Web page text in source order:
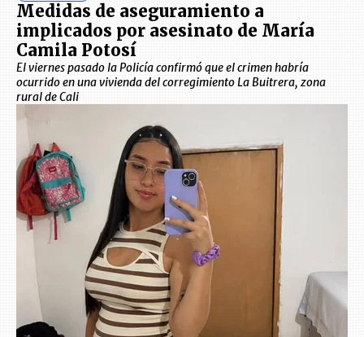
Medidas de aseguramiento a
implicados por asesinato de María
Camila Potosí
El viernes pasado la Policía confirmó que el crimen habría
ocurrido en una vivienda del corregimiento La Buitrera, zona
rural de Cali